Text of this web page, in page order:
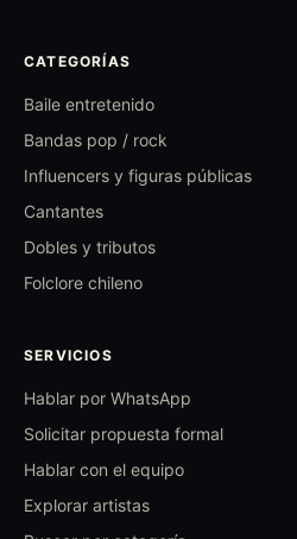
CATEGORÍAS
Baile entretenido
Bandas pop / rock
Influencers y figuras públicas
Cantantes
Dobles y tributos
Folclore chileno
SERVICIOS
Hablar por WhatsApp
Solicitar propuesta formal
Hablar con el equipo
Explorar artistas